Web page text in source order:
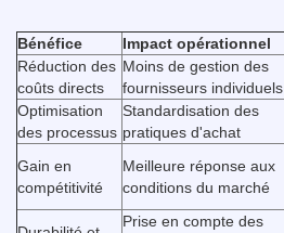
Bénéfice
Impact opérationnel
Réduction des
coûts directs
Moins de gestion des
fournisseurs individuels
Optimisation
des processus
Standardisation des
pratiques d'achat
Gain en
compétitivité
Meilleure réponse aux
conditions du marché
Prise en compte des